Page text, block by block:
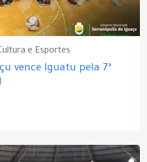
e Esportes
vence Iguatu pela 7ª